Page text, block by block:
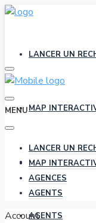
LANCER UN
MAP
AGENCES
AGENTS
MENU
LANCER UN
MAP
AGENCES
AGENTS
Account